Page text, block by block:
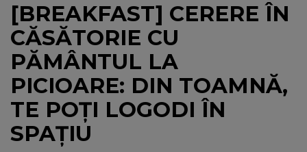
BREAKFAST
TIC TALK
CÂȘTIGĂ
HOT 30
[BREAKFAST] CERERE ÎN
CĂSĂTORIE CU
PĂMÂNTUL LA
PICIOARE: DIN TOAMNĂ,
TE POȚI LOGODI ÎN
SPAȚIU